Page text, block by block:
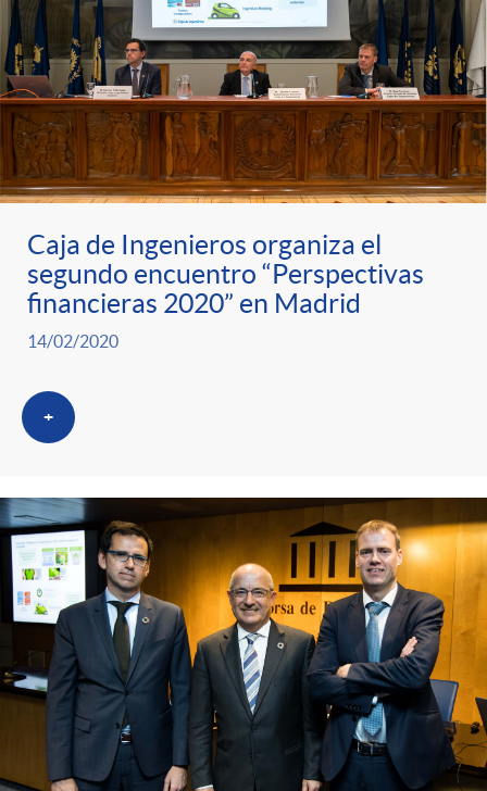
Caja de Ingenieros organiza el
segundo encuentro “Perspectivas
financieras 2020” en Madrid
14/02/2020
+